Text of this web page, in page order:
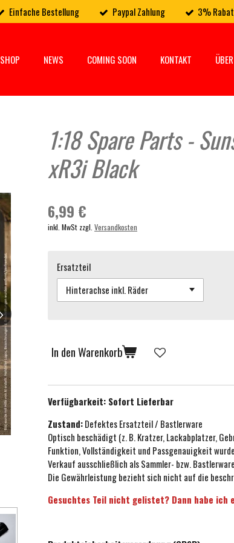
Einfache Bestellung Paypal Zahlung 3%
SHOP NEWS COMING SOON KONTAKT
1:18 Spare Parts -
xR3i Black
6,99 €
inkl. MwSt zzgl. Versandkosten
Ersatzteil
In den Warenkorb
Verfügbarkeit: Sofort Lieferbar
Zustand:Defektes Ersatzteil / Bastlerware
Optisch beschädigt (z. B. Kratzer, Lackabplatzer,
Funktion, Vollständigkeit und Passgenauigkeit
Verkauf ausschließlich als Sammler- bzw.
Die Gewährleistung bezieht sich nicht auf die
Gesuchtes Teil nicht gelistet? Dann habe ich